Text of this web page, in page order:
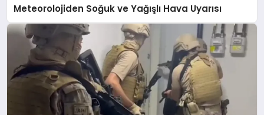
Meteorolojiden Soğuk ve Yağışlı Hava Uyarısı